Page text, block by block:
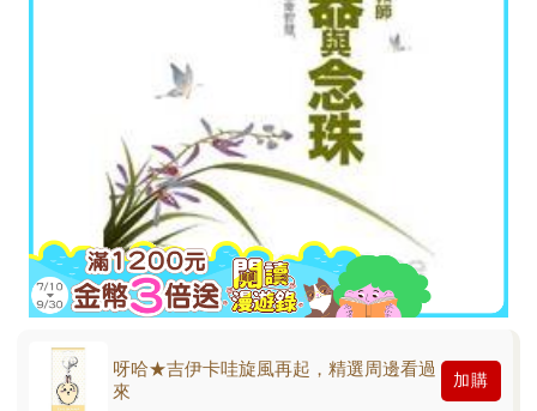
呀哈★吉伊卡哇旋風再起，精選周邊看過
來
加購